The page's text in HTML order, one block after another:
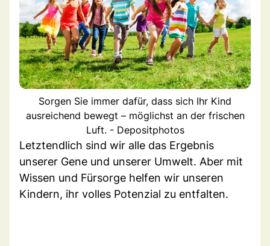
Sorgen Sie immer dafür, dass sich Ihr Kind
ausreichend bewegt – möglichst an der frischen
Luft. - Depositphotos
Letztendlich sind wir alle das Ergebnis
unserer Gene und unserer Umwelt. Aber mit
Wissen und Fürsorge helfen wir unseren
Kindern, ihr volles Potenzial zu entfalten.